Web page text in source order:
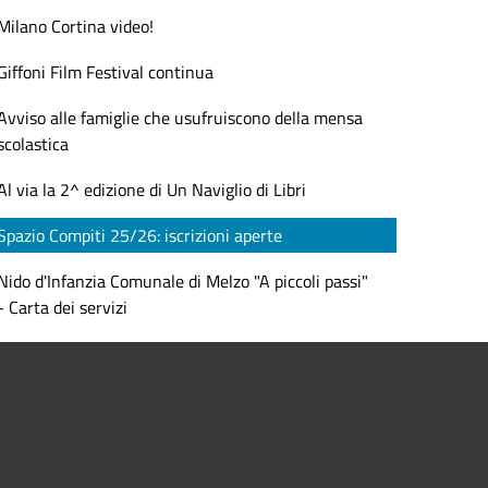
Cortina video!
Film Festival continua
alle famiglie che usufruiscono della mensa
via la 2^ edizione di Un Naviglio di Libri
Compiti 25/26: iscrizioni aperte
d'Infanzia Comunale di Melzo "A piccoli passi"
Carta dei servizi